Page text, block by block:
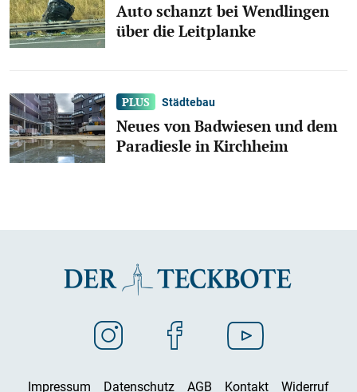
Auto schanzt bei Wendlingen
über die Leitplanke
Städtebau
Neues von Badwiesen und dem
Paradiesle in Kirchheim
Impressum Datenschutz AGB Kontakt Widerruf